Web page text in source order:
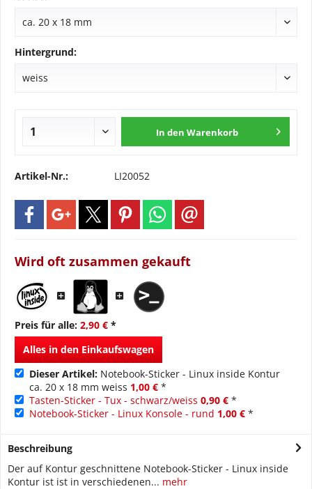
Hintergrund:
In den Warenkorb
Artikel-Nr.: LI20052
Wird oft zusammen gekauft
Preis für alle: 2,90 € *
Alles in den Einkaufswagen
Dieser Artikel: Notebook-Sticker - Linux inside Kontur
ca. 20 x 18 mm weiss 1,00 € *
Tasten-Sticker - Tux - schwarz/weiss 0,90 € *
Notebook-Sticker - Linux Konsole - rund 1,00 € *
Beschreibung
Der auf Kontur geschnittene Notebook-Sticker - Linux inside
Kontur ist ist in verschiedenen... mehr